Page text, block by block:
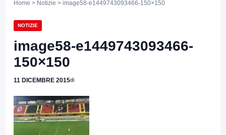
Home > Notizie > image58-e1449743093466-150×150
NOTIZIE
image58-e1449743093466-
150×150
11 DICEMBRE 2015di